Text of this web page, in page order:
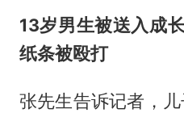
13岁男生被送入成
纸条被殴打
张先生告诉记者，